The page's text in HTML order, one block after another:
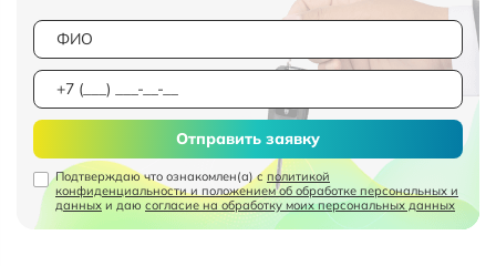
Подтверждаю что ознакомлен(а) сполитикой
конфиденциальности и положением об обработке персональных и
данных и даю согласие на обработку моих персональных данных
Отправить заявку